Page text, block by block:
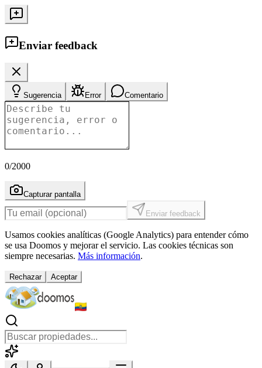
Enviar feedback
Sugerencia Error Comentario
0/2000
Capturar pantalla
Enviar feedback
Usamos cookies analíticas (Google Analytics) para entender cómo
se usa Doomos y mejorar el servicio. Las cookies técnicas son
siempre necesarias. Más información.
Rechazar Aceptar